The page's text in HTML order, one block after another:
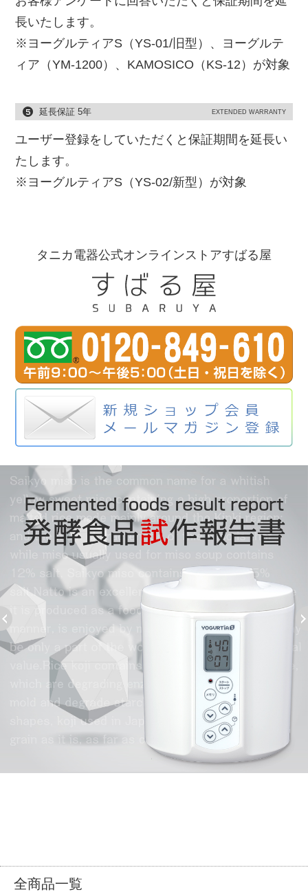
長いたします。
※ヨーグルティアS（YS-01/旧型）、ヨーグルテ
ィア（YM-1200）、KAMOSICO（KS-12）が対象
延長保証 5年 EXTENDED WARRANTY
ユーザー登録をしていただくと保証期間を延長い
たします。
※ヨーグルティアS（YS-02/新型）が対象
タニカ電器公式オンラインストアすばる屋
全商品一覧